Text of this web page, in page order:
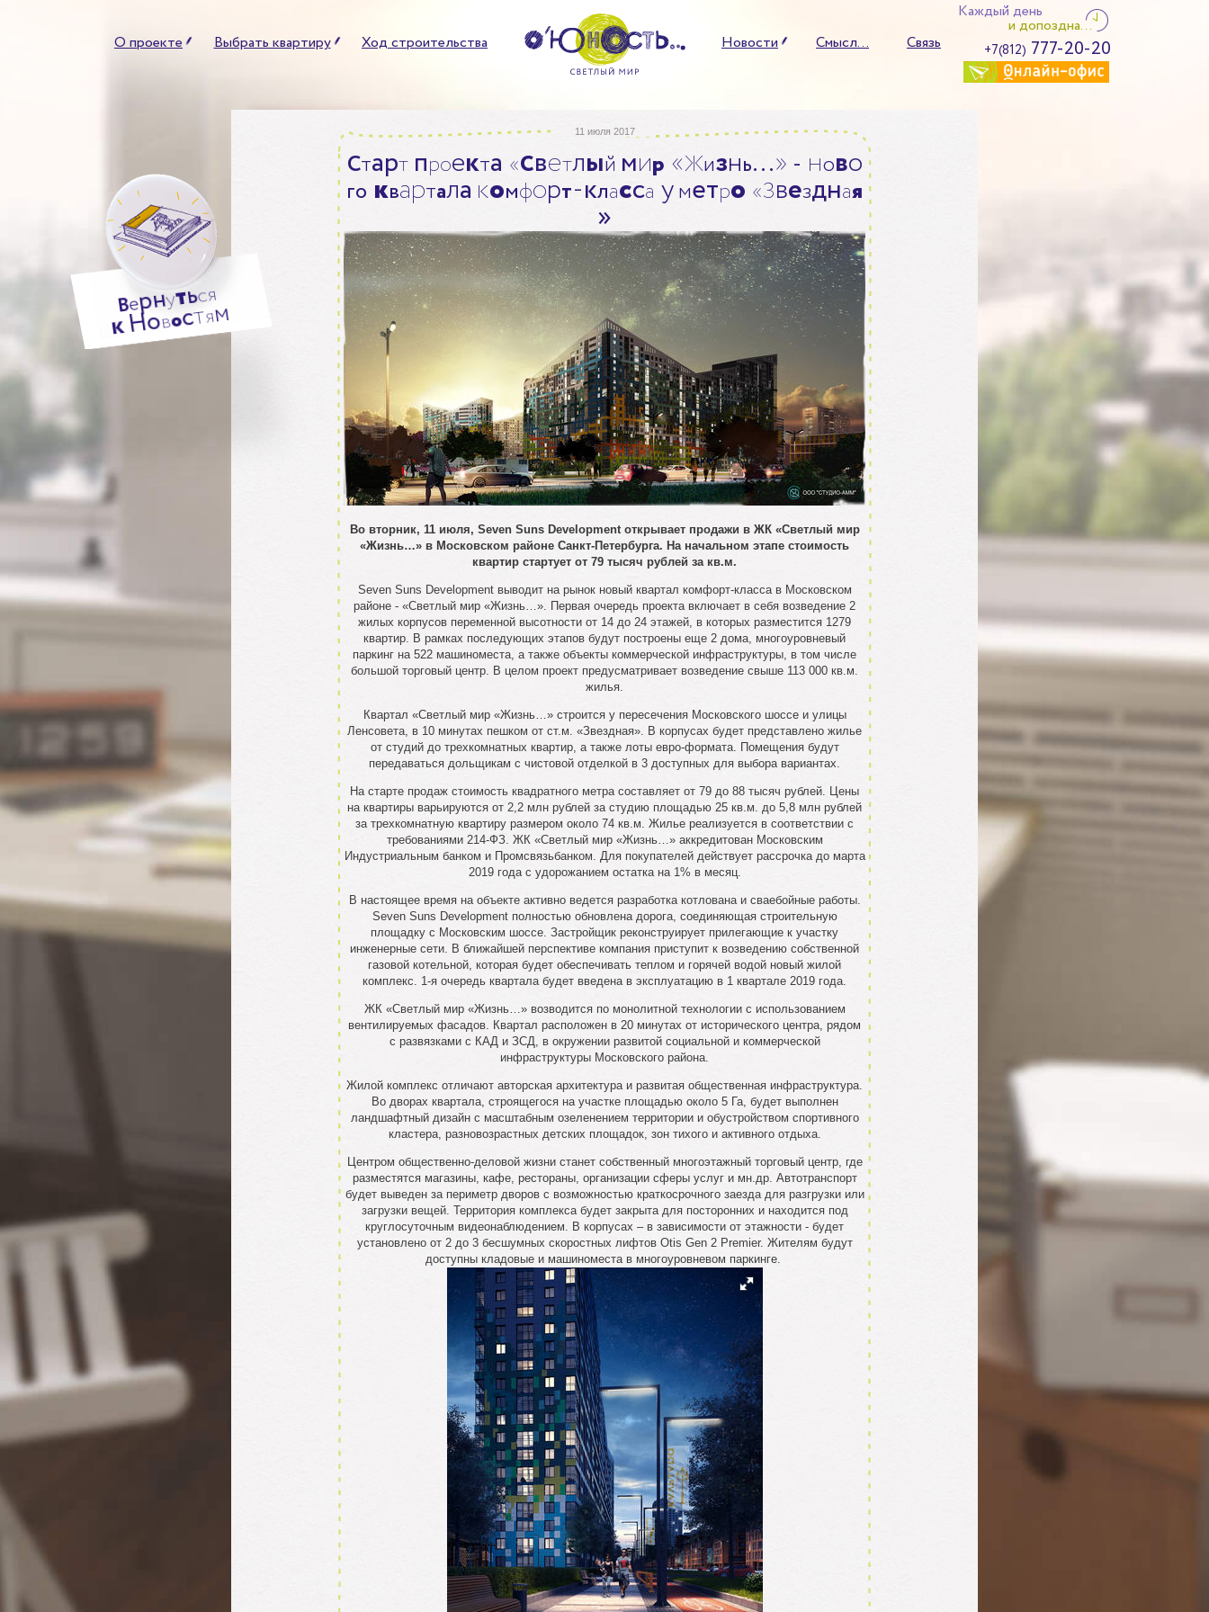
Каждый день
и допоздна...
+7(812) 777-20-20
О проекте Выбрать квартиру Ход строительства Новости Смысл... Связь
Вернуться
кНовостям
11 июля 2017
Старт проекта «Светлый мир «Жизнь…» - ново
го квартала комфорт-класса уметро «Звездная
»
Во вторник, 11 июля, Seven Suns Development открывает продажи в ЖК «Светлый мир
«Жизнь…» в Московском районе Санкт-Петербурга. На начальном этапе стоимость
квартир стартует от 79 тысяч рублей за кв.м.
Seven Suns Development выводит на рынок новый квартал комфорт-класса в Московском
районе - «Светлый мир «Жизнь…». Первая очередь проекта включает в себя возведение 2
жилых корпусов переменной высотности от 14 до 24 этажей, в которых разместится 1279
квартир. В рамках последующих этапов будут построены еще 2 дома, многоуровневый
паркинг на 522 машиноместа, а также объекты коммерческой инфраструктуры, в том числе
большой торговый центр. В целом проект предусматривает возведение свыше 113 000 кв.м.
жилья.
Квартал «Светлый мир «Жизнь…» строится у пересечения Московского шоссе и улицы
Ленсовета, в 10 минутах пешком от ст.м. «Звездная». В корпусах будет представлено жилье
от студий до трехкомнатных квартир, а также лоты евро-формата. Помещения будут
передаваться дольщикам с чистовой отделкой в 3 доступных для выбора вариантах.
На старте продаж стоимость квадратного метра составляет от 79 до 88 тысяч рублей. Цены
на квартиры варьируются от 2,2 млн рублей за студию площадью 25 кв.м. до 5,8 млн рублей
за трехкомнатную квартиру размером около 74 кв.м. Жилье реализуется в соответствии с
требованиями 214-ФЗ. ЖК «Светлый мир «Жизнь…» аккредитован Московским
Индустриальным банком и Промсвязьбанком. Для покупателей действует рассрочка до марта
2019 года с удорожанием остатка на 1% в месяц.
В настоящее время на объекте активно ведется разработка котлована и сваебойные работы.
Seven Suns Development полностью обновлена дорога, соединяющая строительную
площадку с Московским шоссе. Застройщик реконструирует прилегающие к участку
инженерные сети. В ближайшей перспективе компания приступит к возведению собственной
газовой котельной, которая будет обеспечивать теплом и горячей водой новый жилой
комплекс. 1-я очередь квартала будет введена в эксплуатацию в 1 квартале 2019 года.
ЖК «Светлый мир «Жизнь…» возводится по монолитной технологии с использованием
вентилируемых фасадов. Квартал расположен в 20 минутах от исторического центра, рядом
с развязками с КАД и ЗСД, в окружении развитой социальной и коммерческой
инфраструктуры Московского района.
Жилой комплекс отличают авторская архитектура и развитая общественная инфраструктура.
Во дворах квартала, строящегося на участке площадью около 5 Га, будет выполнен
ландшафтный дизайн с масштабным озеленением территории и обустройством спортивного
кластера, разновозрастных детских площадок, зон тихого и активного отдыха.
Центром общественно-деловой жизни станет собственный многоэтажный торговый центр, где
разместятся магазины, кафе, рестораны, организации сферы услуг и мн.др. Автотранспорт
будет выведен за периметр дворов с возможностью краткосрочного заезда для разгрузки или
загрузки вещей. Территория комплекса будет закрыта для посторонних и находится под
круглосуточным видеонаблюдением. В корпусах – в зависимости от этажности - будет
установлено от 2 до 3 бесшумных скоростных лифтов Otis Gen 2 Premier. Жителям будут
доступны кладовые и машиноместа в многоуровневом паркинге.